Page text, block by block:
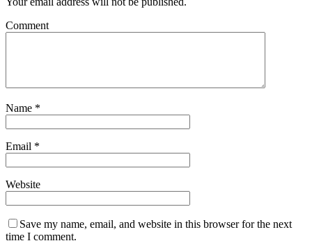
Comment
Name *
Email *
Website
Save my name, email, and website in this browser for the next
time I comment.